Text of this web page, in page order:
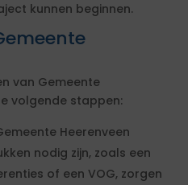
kunnen beginnen.
van Gemeente
volgende stappen:
Heerenveen
nodig zijn, zoals een
of een VOG, zorgen